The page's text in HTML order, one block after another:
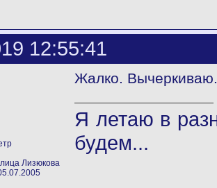
12:55:41
Лизюкова
Жалко.
Я летаю в
будем...